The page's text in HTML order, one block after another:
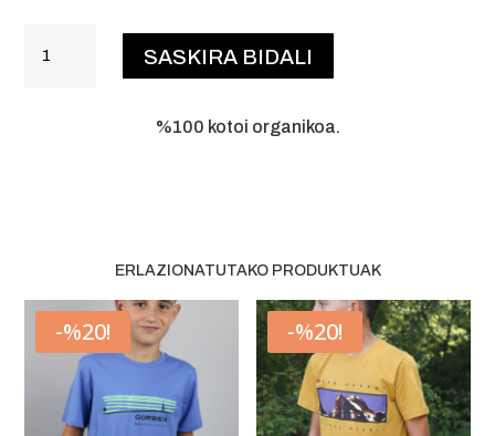
IZERDITAKOA
SASKIRA BIDALI
%100 kotoi organikoa.
ERLAZIONATUTAKO PRODUKTUAK
-%20! -%20!